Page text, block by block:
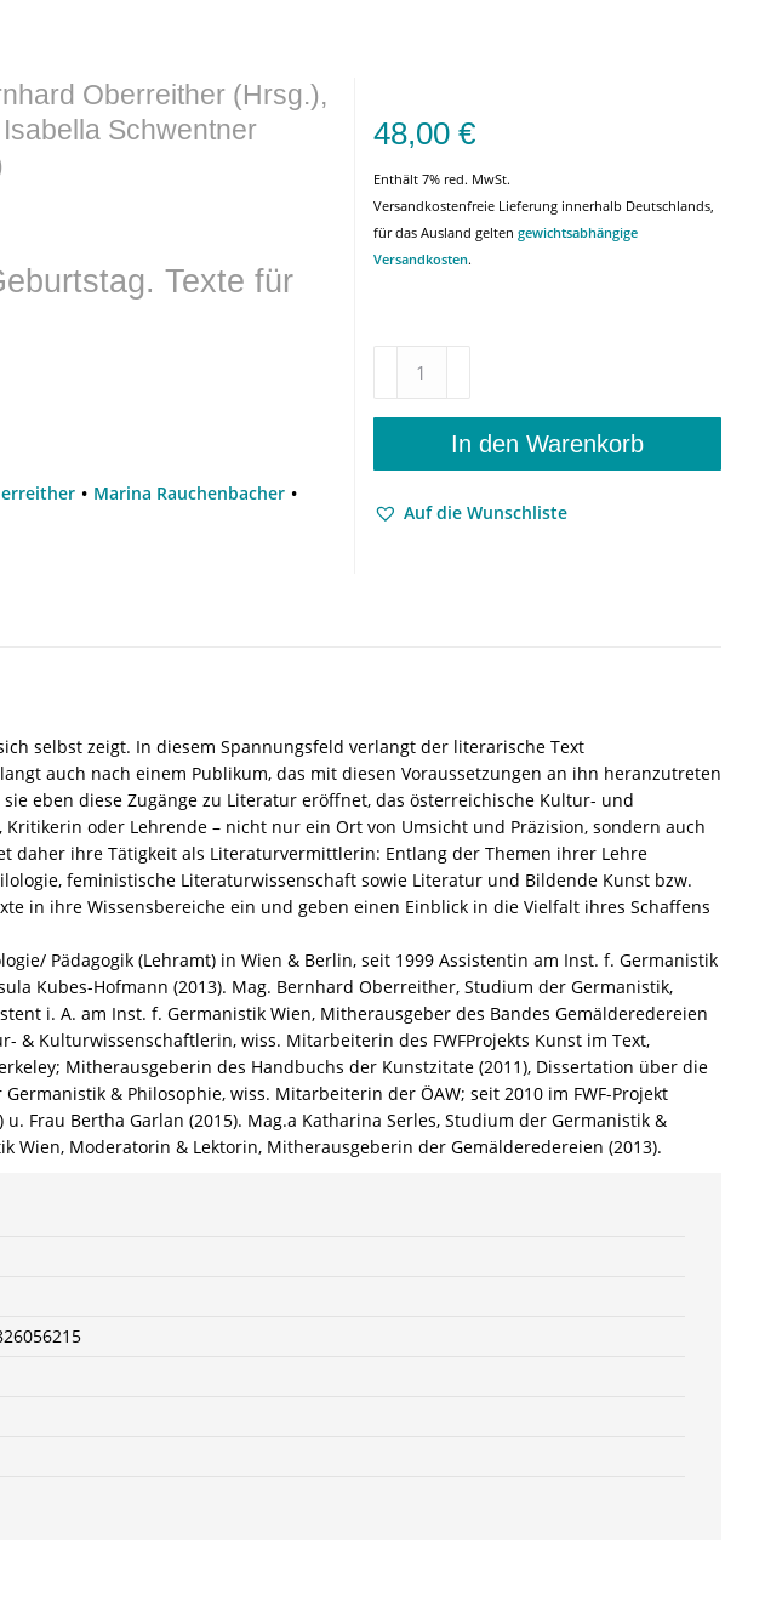
Oberreither (Hrsg.),
Schwentner
Texte für
Marina Rauchenbacher
48,00 €
Enthält 7% red. MwSt.
Versandkostenfreie Lieferung innerhalb Deutschlands,
für das Ausland gelten gewichtsabhängige
Versandkosten.
Konstanze
zum
Hochreiter
(Hrsg.),
Bernhard
Oberreither
(Hrsg.),
Marina
Rauchenbacher
Isabella
Schwentner
(Hrsg.),
Katharina
Serles
(Hrsg.)
–
ISBN
In den Warenkorb
Auf die Wunschliste
selbst zeigt. In diesem Spannungsfeld verlangt der literarische Text
auch nach einem Publikum, das mit diesen Voraussetzungen an ihn heranzutreten
eben diese Zugänge zu Literatur eröffnet, das österreichische Kultur- und
oder Lehrende – nicht nur ein Ort von Umsicht und Präzision, sondern auch
daher ihre Tätigkeit als Literaturvermittlerin: Entlang der Themen ihrer Lehre
feministische Literaturwissenschaft sowie Literatur und Bildende Kunst bzw.
in ihre Wissensbereiche ein und geben einen Einblick in die Vielfalt ihres Schaffens
Pädagogik (Lehramt) in Wien & Berlin, seit 1999 Assistentin am Inst. f. Germanistik
Kubes-Hofmann (2013). Mag. Bernhard Oberreither, Studium der Germanistik,
i. A. am Inst. f. Germanistik Wien, Mitherausgeber des Bandes Gemälderedereien
& Kulturwissenschaftlerin, wiss. Mitarbeiterin des FWFProjekts Kunst im Text,
Mitherausgeberin des Handbuchs der Kunstzitate (2011), Dissertation über die
& Philosophie, wiss. Mitarbeiterin der ÖAW; seit 2010 im FWF-Projekt
Frau Bertha Garlan (2015). Mag.a Katharina Serles, Studium der Germanistik &
Wien, Moderatorin & Lektorin, Mitherausgeberin der Gemälderedereien (2013).